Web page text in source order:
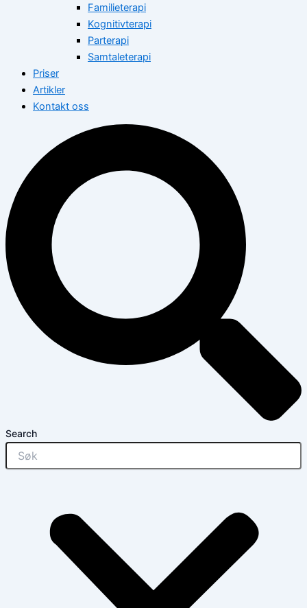
Familieterapi
Kognitivterapi
Parterapi
Samtaleterapi
Priser
Artikler
Kontakt oss
Search